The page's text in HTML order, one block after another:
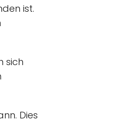
ist.
sich
Dies